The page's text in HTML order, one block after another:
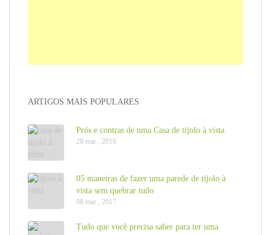
ARTIGOS MAIS POPULARES
Prós e contras de uma Casa de tijolo à vista
28 mar , 2018
05 maneiras de fazer uma parede de tijolo à
vista sem quebrar tudo
08 mar , 2017
Tudo que você precisa saber para ter uma